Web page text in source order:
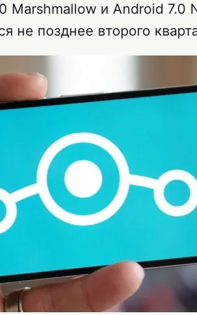
Marshmallow и Android 7.0
не позднее второго